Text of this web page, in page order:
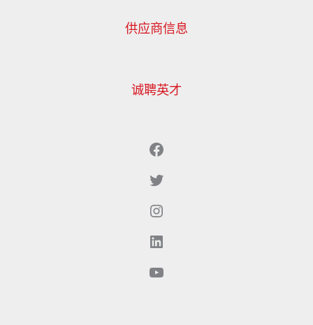
供应商信息
诚聘英才
Facebook
Twitter（现为X）
Instagram
LinkedIn
YouTube